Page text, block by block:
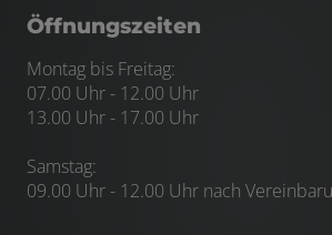
Öffnungszeiten
Montag bis Freitag:
07.00 Uhr - 12.00 Uhr
13.00 Uhr - 17.00 Uhr
Samstag:
09.00 Uhr - 12.00 Uhr nach